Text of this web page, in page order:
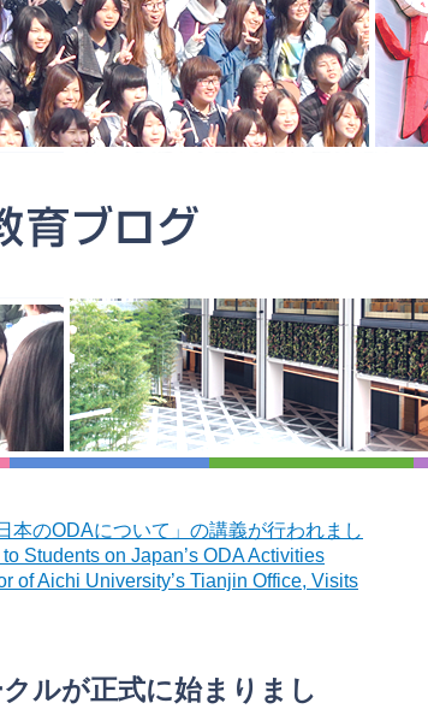
本のODAについて」の講義が行われまし
Students on Japan’s ODA Activities
of Aichi University’s Tianjin Office, Visits
ルが正式に始まりまし